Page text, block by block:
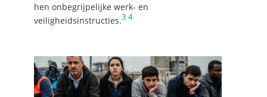
hen onbegrijpelijke werk- en
veiligheidsinstructies.3 4